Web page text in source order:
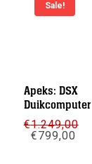
Sale!
Apeks: DSX
Duikcomputer
€1.249,00
€799,00